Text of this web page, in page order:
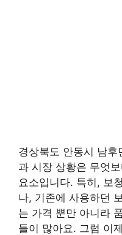
경상북도 안동시 남후
과 시장 상황은 무엇
요소입니다. 특히, 보
나, 기존에 사용하던
는 가격 뿐만 아니라
들이 많아요. 그럼 이